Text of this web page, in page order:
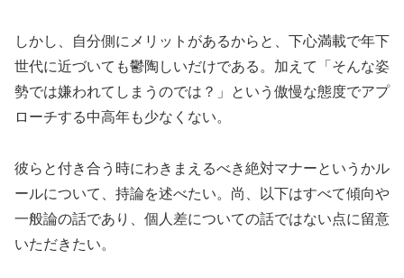
しかし、自分側にメリットがあるからと、下心満載で年下
世代に近づいても鬱陶しいだけである。加えて「そんな姿
勢では嫌われてしまうのでは？」という傲慢な態度でアプ
ローチする中高年も少なくない。
彼らと付き合う時にわきまえるべき絶対マナーというかル
ールについて、持論を述べたい。尚、以下はすべて傾向や
一般論の話であり、個人差についての話ではない点に留意
いただきたい。